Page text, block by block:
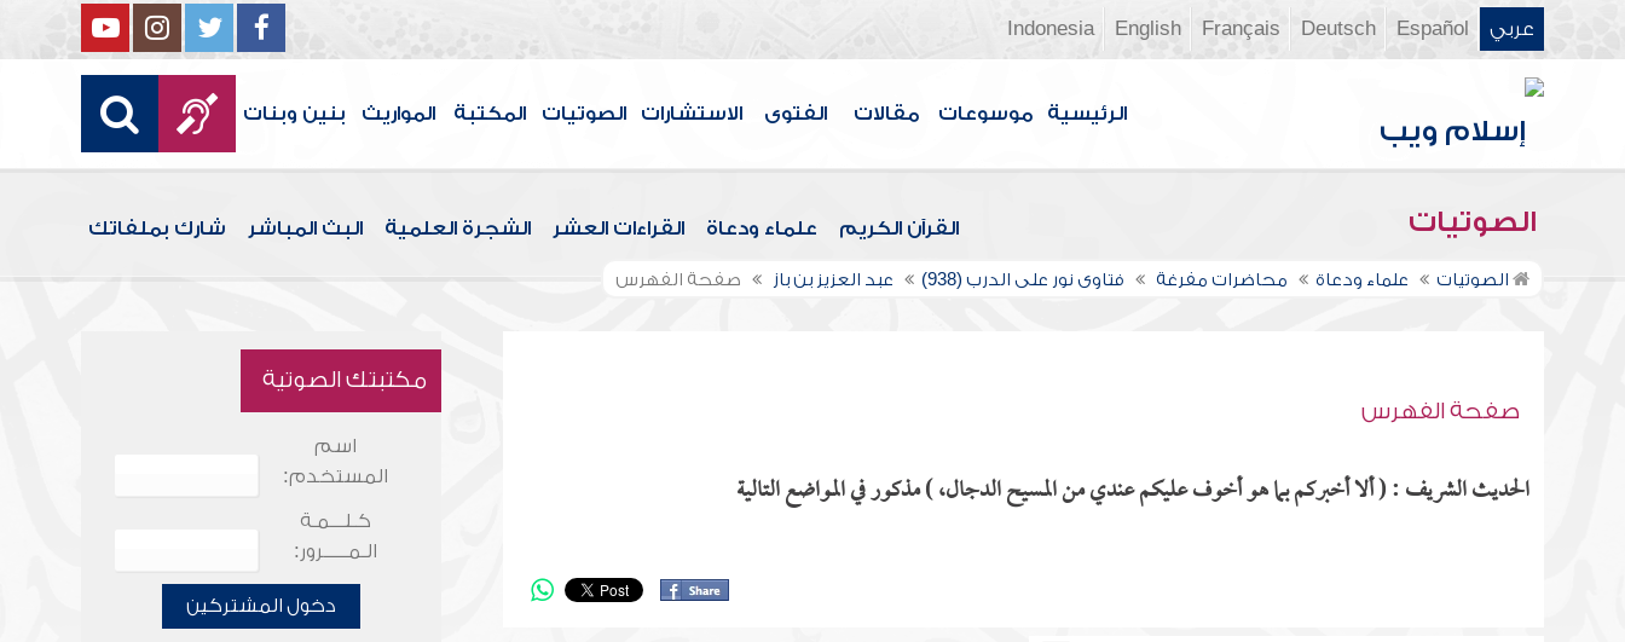
عربي Español
Deutsch
Français
English
Indonesia
الرئيسية موسوعات مقالات الفتوى الاستشارات الصوتيات المكتبة المواريث بنين وبنات
الصوتيات القرآن الكريم علماء ودعاة القراءات العشر الشجرة العلمية البث المباشر شارك بملفاتك
الصوتيات علماء ودعاة محاضرات مفرغة فتاوى نور على الدرب (938) عبد العزيز بن باز صفحة الفهرس
صفحة الفهرس
الحديث الشريف : ( ألا أخبركم بما هو أخوف عليكم عندي من المسيح الدجال، ) مذكور في المواضع التالية
مكتبتك الصوتية
اسم
المستخدم:
كـلـــمـة
الـمـــــرور:
دخول المشتركين